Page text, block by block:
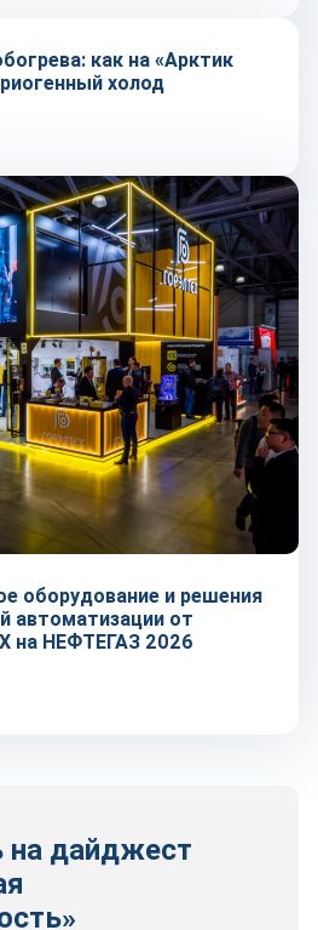
как на «Арктик
холод
оборудование и решения
автоматизации от
на НЕФТЕГАЗ 2026
на дайджест